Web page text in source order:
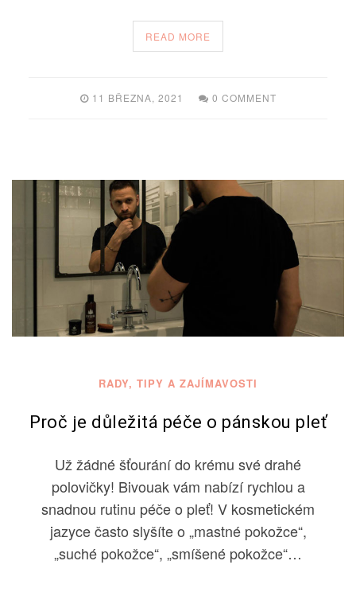
READ MORE
11 BŘEZNA, 2021 0 COMMENT
RADY, TIPY A ZAJÍMAVOSTI
Proč je důležitá péče o pánskou pleť
Už žádné šťourání do krému své drahé
polovičky! Bivouak vám nabízí rychlou a
snadnou rutinu péče o pleť! V kosmetickém
jazyce často slyšíte o „mastné pokožce“,
„suché pokožce“, „smíšené pokožce“…